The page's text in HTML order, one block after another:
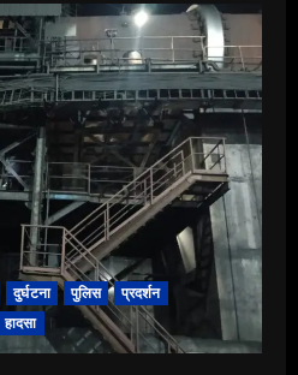
दुर्घटना पुलिस
प्रदर्शन
हादसा